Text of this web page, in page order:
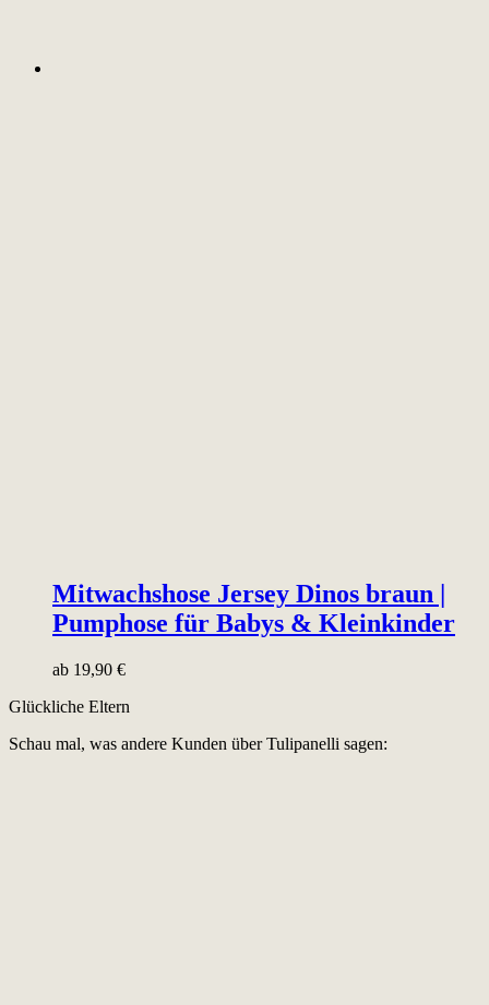
Mitwachshose Jersey Dinos braun |
Pumphose für Babys & Kleinkinder
ab 19,90 €
Glückliche Eltern
Schau mal, was andere Kunden über Tulipanelli sagen: